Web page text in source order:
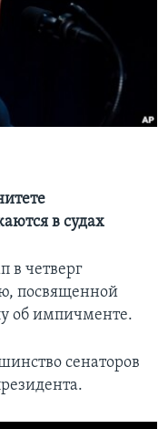
в судах
в четверг
посвященной
об импичменте.
сенаторов